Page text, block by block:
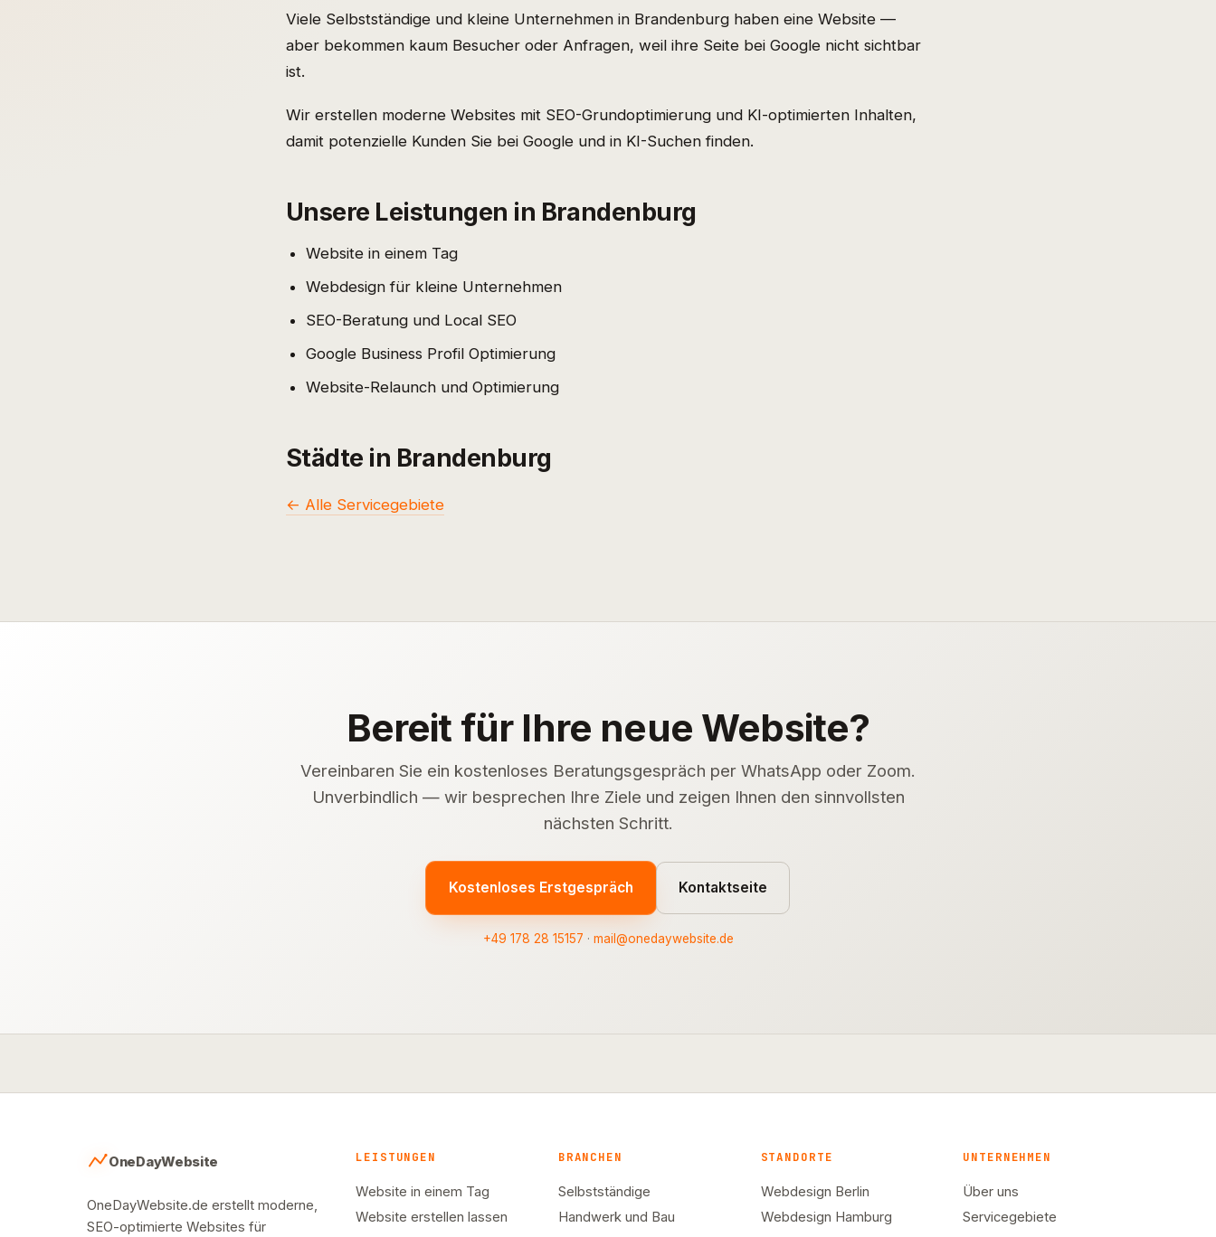
Viele Selbstständige und kleine Unternehmen in Brandenburg haben eine Website —
aber bekommen kaum Besucher oder Anfragen, weil ihre Seite bei Google nicht sichtbar
ist.
Wir erstellen moderne Websites mit SEO-Grundoptimierung und KI-optimierten Inhalten,
damit potenzielle Kunden Sie bei Google und in KI-Suchen finden.
Unsere Leistungen in Brandenburg
Website in einem Tag
Webdesign für kleine Unternehmen
SEO-Beratung und Local SEO
Google Business Profil Optimierung
Website-Relaunch und Optimierung
Städte in Brandenburg
← Alle Servicegebiete
Bereit für Ihre neue Website?
Vereinbaren Sie ein kostenloses Beratungsgespräch per WhatsApp oder Zoom.
Unverbindlich — wir besprechen Ihre Ziele und zeigen Ihnen den sinnvollsten
nächsten Schritt.
Kostenloses Erstgespräch Kontaktseite
+49 178 28 15157 · mail@onedaywebsite.de
OneDayWebsite
OneDayWebsite.de erstellt moderne,
SEO-optimierte Websites für
LEISTUNGEN
Website in einem Tag
Website erstellen lassen
BRANCHEN
Selbstständige
Handwerk und Bau
STANDORTE
Webdesign Berlin
Webdesign Hamburg
UNTERNEHMEN
Über uns
Servicegebiete